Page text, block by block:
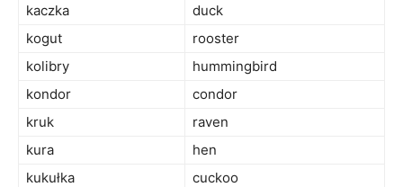
kaczka
duck
kogut
rooster
kolibry
hummingbird
kondor
condor
kruk
raven
kura
hen
kukułka
cuckoo